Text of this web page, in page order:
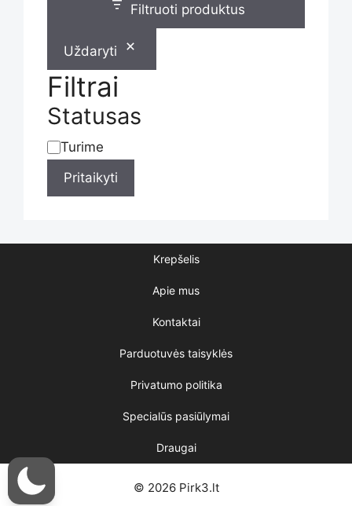
Filtruoti produktus
Uždaryti
Filtrai
Statusas
Statusas
Turime
Pritaikyti
Krepšelis
Apie mus
Kontaktai
Parduotuvės taisyklės
Privatumo politika
Specialūs pasiūlymai
Draugai
© 2026 Pirk3.lt